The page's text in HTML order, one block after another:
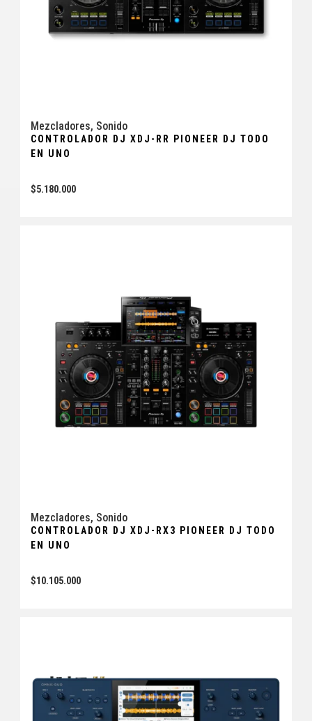
Mezcladores, Sonido
CONTROLADOR DJ XDJ-RR PIONEER DJ TODO
EN UNO
$5.180.000
Mezcladores, Sonido
CONTROLADOR DJ XDJ-RX3 PIONEER DJ TODO
EN UNO
$10.105.000